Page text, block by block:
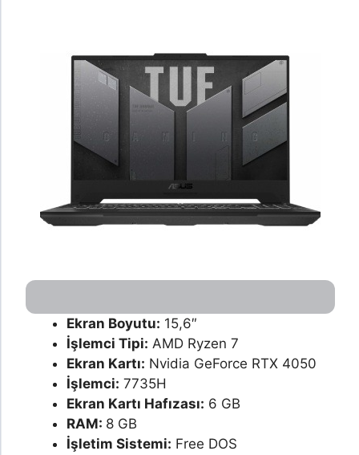
Ekran Boyutu: 15,6″
İşlemci Tipi: AMD Ryzen 7
Ekran Kartı: Nvidia GeForce RTX 4050
İşlemci: 7735H
Ekran Kartı Hafızası: 6 GB
RAM: 8 GB
İşletim Sistemi: Free DOS